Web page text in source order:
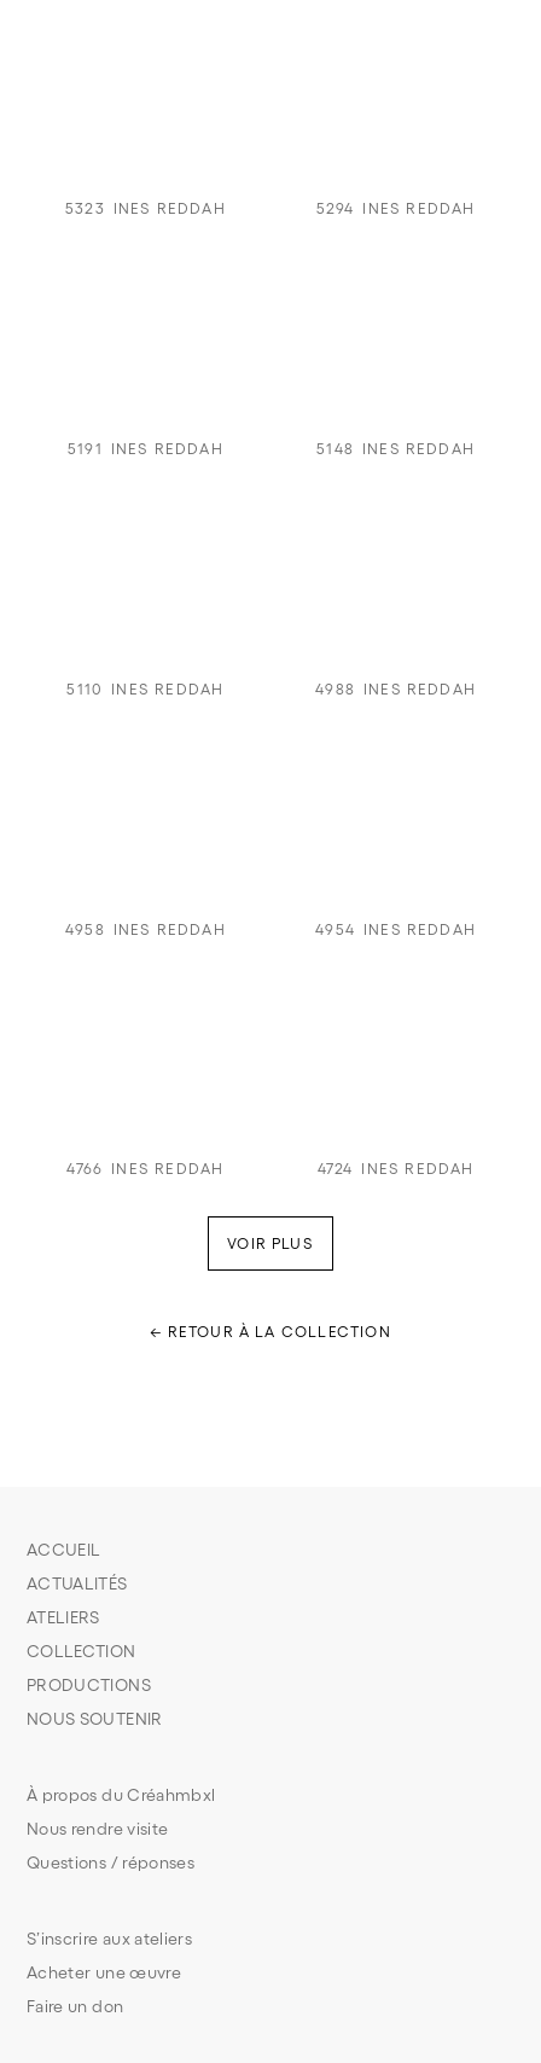
5323 INES REDDAH 5294 INES REDDAH
5191 INES REDDAH 5148 INES REDDAH
5110 INES REDDAH 4988 INES REDDAH
4958 INES REDDAH 4954 INES REDDAH
4766 INES REDDAH 4724 INES REDDAH
VOIR PLUS
← RETOUR À LA COLLECTION
S’inscrire aux ateliers
Acheter une œuvre
Faire un don
À propos du Créahmbxl
Nous rendre visite
Questions / réponses
ACCUEIL
ACTUALITÉS
ATELIERS
COLLECTION
PRODUCTIONS
NOUS SOUTENIR